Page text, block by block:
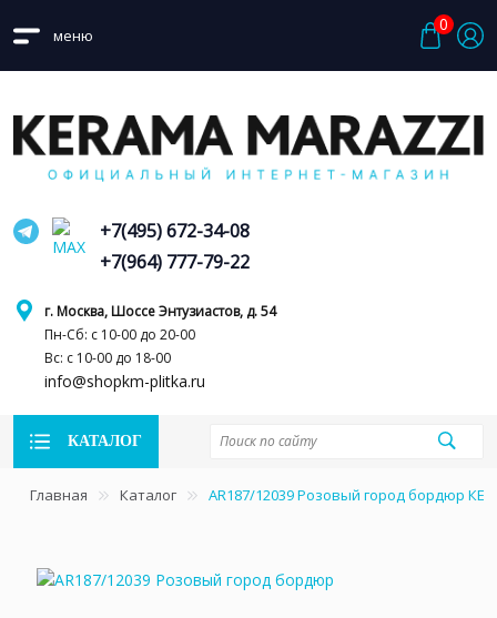
меню
0
г. Москва, Шоссе Энтузиастов, д. 54
Пн-Сб: с 10-00 до 20-00
Вс: с 10-00 до 18-00
info@shopkm-plitka.ru
+7(495) 672-34-08
+7(964) 777-79-22
КАТАЛОГ
Главная Каталог AR187/12039 Розовый город бордюр